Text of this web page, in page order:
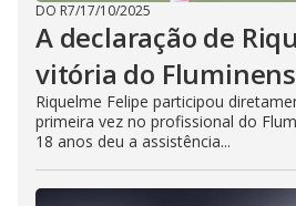
DO R7/17/10/2025
A declaração de
vitória do
Riquelme Felipe participou
primeira vez no profissional do
18 anos deu a assistência...